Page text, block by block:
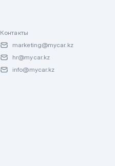
Контакты
marketing@mycar.kz
hr@mycar.kz
info@mycar.kz